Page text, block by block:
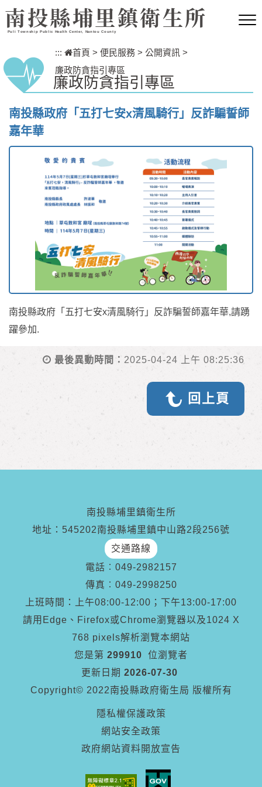
跳到主要內容區塊
南投縣埔里鎮衛生所
Puli Township Public Health Center, Nantou County
::: 首頁 > 便民服務 > 公開資訊 >
廉政防貪指引專區
廉政防貪指引專區
南投縣政府「五打七安x清風騎行」反詐騙誓師
嘉年華
南投縣政府「五打七安x清風騎行」反詐騙誓師嘉年華,請踴
躍參加.
最後異動時間： 2025-04-24 上午 08:25:36
回上頁
南投縣埔里鎮衛生所
地址：545202南投縣埔里鎮中山路2段256號
交通路線
電話︰ 049-2982157
傳真︰ 049-2998250
上班時間：上午08:00-12:00；下午13:00-17:00
請用Edge、Firefox或Chrome瀏覽器以及1024 X
768 pixels解析瀏覽本網站
您是第 299910
位瀏覽者
更新日期 2026-07-30
Copyright© 2022南投縣政府衛生局 版權所有
隱私權保護政策
網站安全政策
政府網站資料開放宣告